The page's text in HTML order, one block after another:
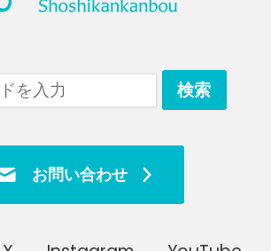
お問い合わせ